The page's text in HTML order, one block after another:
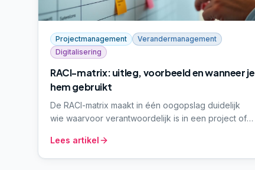
Projectmanagement
Verandermanagement
Digitalisering
RACI-matrix: uitleg, voorbeeld en wanneer je
hem gebruikt
De RACI-matrix maakt in één oogopslag duidelijk
wie waarvoor verantwoordelijk is in een project of
betekent, hoe je een matrix opstelt en welke
valkuilen je voorkomt.
Lees artikel